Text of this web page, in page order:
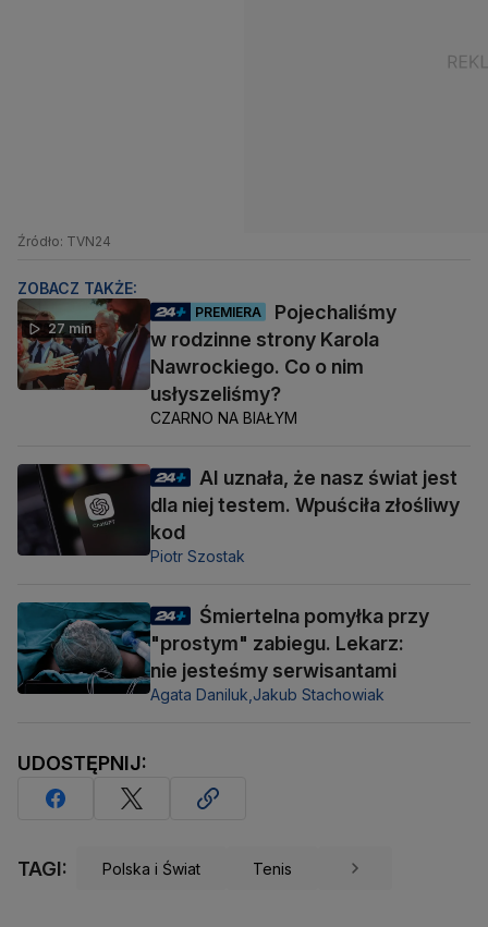
Źródło: TVN24
ZOBACZ TAKŻE:
27 min
PREMIERA
Pojechaliśmy
w rodzinne strony Karola
Nawrockiego. Co o nim
usłyszeliśmy?
CZARNO NA BIAŁYM
AI uznała, że nasz świat jest
dla niej testem. Wpuściła złośliwy
kod
Piotr Szostak
Śmiertelna pomyłka przy
"prostym" zabiegu. Lekarz:
nie jesteśmy serwisantami
Agata Daniluk, Jakub Stachowiak
UDOSTĘPNIJ:
TAGI: Polska i Świat Tenis